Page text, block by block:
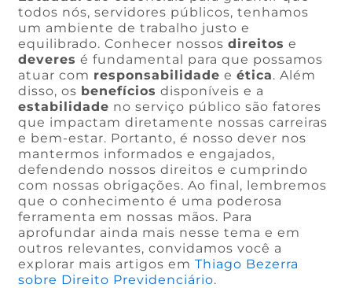
todos nós, servidores públicos, tenhamos
um ambiente de trabalho justo e
equilibrado. Conhecer nossosdireitos e
deveres é fundamental para que possamos
atuar com responsabilidade eética. Além
disso, os benefícios disponíveis e a
estabilidade no serviço público são fatores
que impactam diretamente nossas carreiras
e bem-estar. Portanto, é nosso dever nos
mantermos informados e engajados,
defendendo nossos direitos e cumprindo
com nossas obrigações. Ao final, lembremos
que o conhecimento é uma poderosa
ferramenta em nossas mãos. Para
aprofundar ainda mais nesse tema e em
outros relevantes, convidamos você a
explorar mais artigos emThiago Bezerra
sobre Direito Previdenciário.